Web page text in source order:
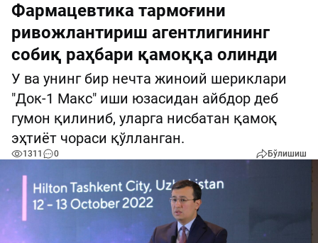
Фармацевтика тармоғини
ривожлантириш агентлигининг
собиқ раҳбари қамоққа олинди
У ва унинг бир нечта жиноий шериклари
"Док-1 Макс" иши юзасидан айбдор деб
гумон қилиниб, уларга нисбатан қамоқ
эҳтиёт чораси қўлланган.
1311 0 Бўлишиш